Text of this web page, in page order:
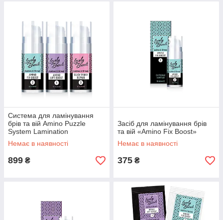
Система для ламінування
брів та вій Amino Puzzle
System Lamination
Немає в наявності
899 ₴
Засіб для ламінування брів
та вій «Amino Fix Boost»
Немає в наявності
375 ₴